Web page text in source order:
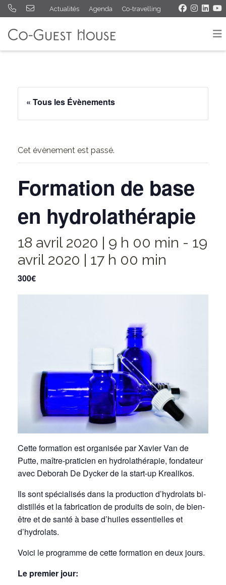
Actualités Agenda Co-travelling
« Tous les Évènements
Cet évènement est passé.
Formation de base
en hydrolathérapie
18 avril 2020 | 9 h 00 min - 19
avril 2020 | 17 h 00 min
300€
Cette formation est organisée par Xavier Van de
Putte, maître-praticien en hydrolathérapie, fondateur
avec Deborah De Dycker de la start-up Krealikos.
Ils sont spécialisés dans la production d’hydrolats bi-
distillés et la fabrication de produits de soin, de bien-
être et de santé à base d’huiles essentielles et
d’hydrolats.
Voici le programme de cette formation en deux jours.
Le premier jour: